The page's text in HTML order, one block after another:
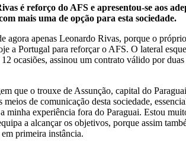
é reforço do AFS e apresentou-se aos
mais uma de opção para esta sociedade.
agora apenas Leonardo Rivas, porque o
a Portugal para reforçar o AFS. O lateral
ocasiões, assinou um contrato válido por
que o trouxe de Assunção, capital do
meios de comunicação desta sociedade,
minha experiência fora do Paraguai. Estou
a alcançar os objetivos, porque assim
primeira instância.